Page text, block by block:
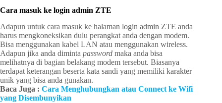
Cara masuk ke login admin ZTE
Adapun untuk cara masuk ke halaman login admin ZTE anda
harus mengkoneksikan dulu perangkat anda dengan modem.
Bisa menggunakan kabel LAN atau menggunakan wireless.
Adapun jika anda diminta password maka anda bisa
melihatnya di bagian belakang modem tersebut. Biasanya
terdapat keterangan beserta kata sandi yang memiliki karakter
unik yang bisa anda gunakan.
Baca Juga : Cara Menghubungkan atau Connect ke Wifi
yang Disembunyikan